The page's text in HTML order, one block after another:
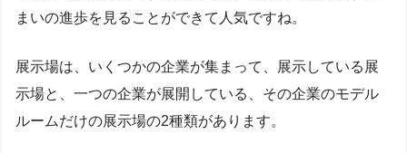
まいの進歩を見ることができて人気ですね。
展示場は、いくつかの企業が集まって、展示している展
示場と、一つの企業が展開している、その企業のモデル
ルームだけの展示場の2種類があります。